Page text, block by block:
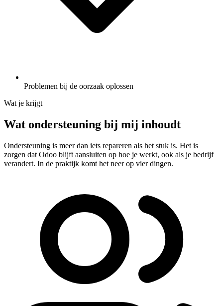
Problemen bij de oorzaak oplossen
Wat je krijgt
Wat ondersteuning bij mij inhoudt
Ondersteuning is meer dan iets repareren als het stuk is. Het is
zorgen dat Odoo blijft aansluiten op hoe je werkt, ook als je bedrijf
verandert. In de praktijk komt het neer op vier dingen.